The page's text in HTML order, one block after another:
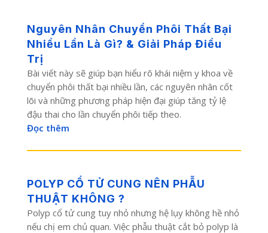
Nguyên Nhân Chuyển Phôi Thất Bại
Nhiều Lần Là Gì? & Giải Pháp Điều
Trị
Bài viết này sẽ giúp bạn hiểu rõ khái niệm y khoa về
chuyển phôi thất bại nhiều lần, các nguyên nhân cốt
lõi và những phương pháp hiện đại giúp tăng tỷ lệ
đậu thai cho lần chuyển phôi tiếp theo.
Đọc thêm
POLYP CỔ TỬ CUNG NÊN PHẪU
THUẬT KHÔNG ?
Polyp cổ tử cung tuy nhỏ nhưng hệ lụy không hề nhỏ
nếu chị em chủ quan. Việc phẫu thuật cắt bỏ polyp là